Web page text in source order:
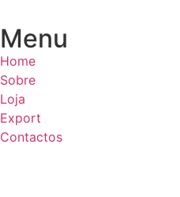
Menu
Home
Sobre
Loja
Export
Contactos